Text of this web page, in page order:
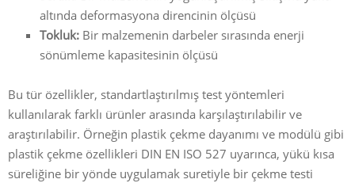
altında deformasyona direncinin ölçüsü
Tokluk: Bir malzemenin darbeler sırasında enerji
sönümleme kapasitesinin ölçüsü
Bu tür özellikler, standartlaştırılmış test yöntemleri
kullanılarak farklı ürünler arasında karşılaştırılabilir ve
araştırılabilir. Örneğin plastik çekme dayanımı ve modülü gibi
plastik çekme özellikleri DIN EN ISO 527 uyarınca, yükü kısa
süreliğine bir yönde uygulamak suretiyle bir çekme testi